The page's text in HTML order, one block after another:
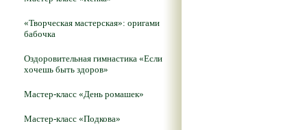
«Творческая мастерская»: оригами
бабочка
Оздоровительная гимнастика «Если
хочешь быть здоров»
Мастер-класс «День ромашек»
Мастер-класс «Подкова»